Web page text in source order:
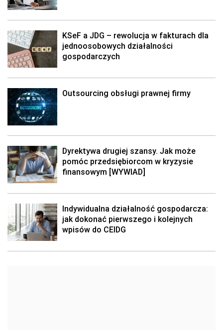
KSeF a JDG – rewolucja w fakturach dla
jednoosobowych działalności
gospodarczych
Outsourcing obsługi prawnej firmy
Dyrektywa drugiej szansy. Jak może
pomóc przedsiębiorcom w kryzysie
finansowym [WYWIAD]
Indywidualna działalność gospodarcza:
jak dokonać pierwszego i kolejnych
wpisów do CEIDG